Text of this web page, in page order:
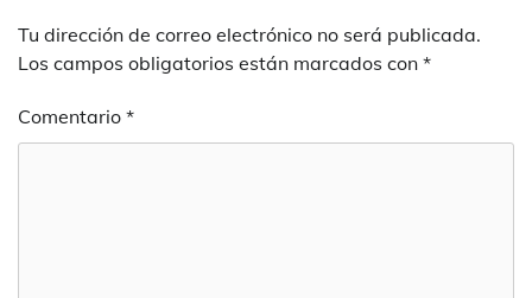
Tu dirección de correo electrónico no será publicada.
Los campos obligatorios están marcados con *
Comentario *